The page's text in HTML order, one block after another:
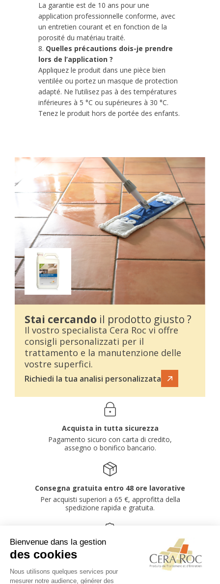
La garantie est de 10 ans pour une
application professionnelle conforme, avec
un entretien courant et en fonction de la
porosité du matériau traité.
8. Quelles précautions dois-je prendre
lors de l’application ?
Appliquez le produit dans une pièce bien
ventilée ou portez un masque de protection
adapté. Ne l’utilisez pas à des températures
inférieures à 5 °C ou supérieures à 30 °C.
Tenez le produit hors de portée des enfants.
Stai cercando il prodotto giusto ?
Il vostro specialista Cera Roc vi offre
consigli personalizzati per il
trattamento e la manutenzione delle
vostre superfici.
Richiedi la tua analisi personalizzata
Acquista in tutta sicurezza
Pagamento sicuro con carta di credito,
assegno o bonifico bancario.
Consegna gratuita entro 48 ore lavorative
Per acquisti superiori a 65 €, approfitta della
spedizione rapida e gratuita.
Sconti quantità a partire da 250 € di
Sconti automatici in base all'importo del tuo
carrello.